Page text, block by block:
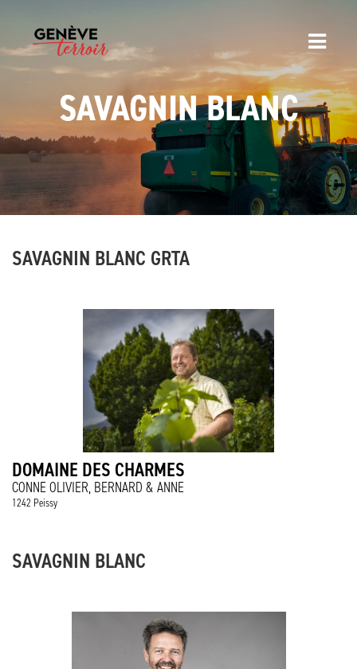
SAVAGNIN BLANC
SAVAGNIN BLANC GRTA
DOMAINE DES CHARMES
CONNE OLIVIER, BERNARD & ANNE
1242 Peissy
SAVAGNIN BLANC